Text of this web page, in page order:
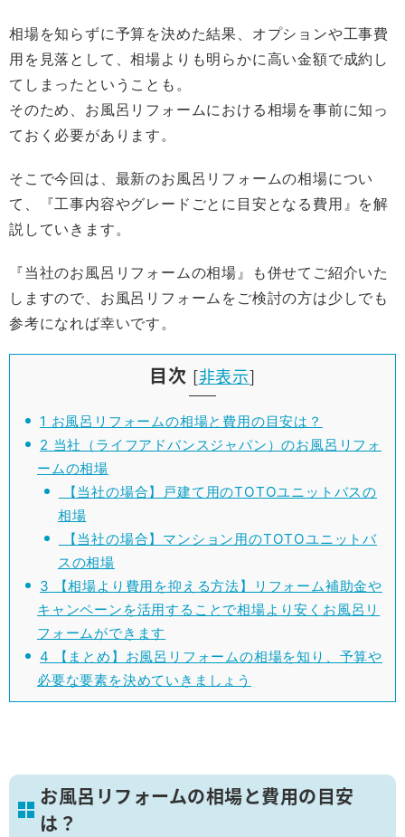
相場を知らずに予算を決めた結果、オプションや工事費
用を見落として、相場よりも明らかに高い金額で成約し
てしまったということも。
そのため、お風呂リフォームにおける相場を事前に知っ
ておく必要があります。
そこで今回は、最新のお風呂リフォームの相場につい
て、『工事内容やグレードごとに目安となる費用』を解
説していきます。
『当社のお風呂リフォームの相場』も併せてご紹介いた
しますので、お風呂リフォームをご検討の方は少しでも
参考になれば幸いです。
目次 [非表示]
1 お風呂リフォームの相場と費用の目安は？
2 当社（ライフアドバンスジャパン）のお風呂リフォ
ームの相場
【当社の場合】戸建て用のTOTOユニットバスの
相場
【当社の場合】マンション用のTOTOユニットバ
スの相場
3 【相場より費用を抑える方法】リフォーム補助金や
キャンペーンを活用することで相場より安くお風呂リ
フォームができます
4 【まとめ】お風呂リフォームの相場を知り、予算や
必要な要素を決めていきましょう
お風呂リフォームの相場と費用の目安
は？